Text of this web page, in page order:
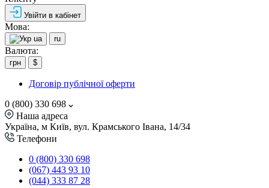
Увійти в кабінет
Мова:
ua ru
Валюта:
грн $
Договір публічної оферти
0 (800) 330 698
Наша адреса
Україна, м Київ, вул. Крамського Івана, 14/34
Телефони
0 (800) 330 698
(067) 443 93 10
(044) 333 87 28